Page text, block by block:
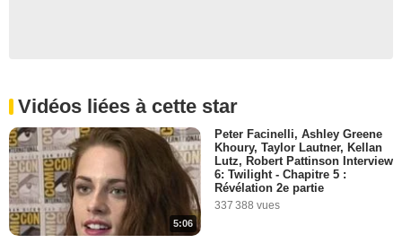
Vidéos liées à cette star
5:06
Peter Facinelli, Ashley Greene
Khoury, Taylor Lautner, Kellan
Lutz, Robert Pattinson Interview
6: Twilight - Chapitre 5 :
Révélation 2e partie
337 388 vues